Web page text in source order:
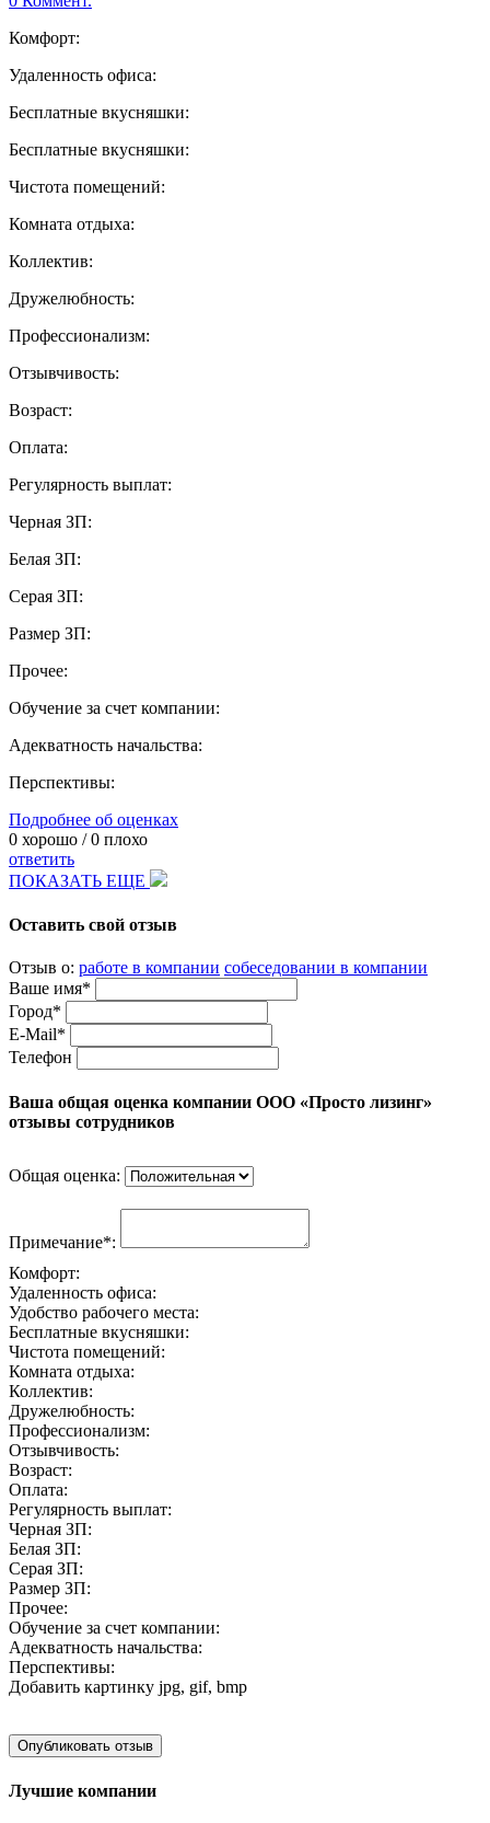
Комфорт:
Удаленность офиса:
Бесплатные вкусняшки:
Бесплатные вкусняшки:
Чистота помещений:
Комната отдыха:
Коллектив:
Дружелюбность:
Профессионализм:
Отзывчивость:
Возраст:
Оплата:
Регулярность выплат:
Черная ЗП:
Белая ЗП:
Серая ЗП:
Размер ЗП:
Прочее:
Обучение за счет компании:
Адекватность начальства:
Перспективы:
Подробнее об оценках
0 хорошо /0 плохо
ответить
ПОКАЗАТЬ ЕЩЕ
Оставить свой отзыв
Отзыв о: работе в компании собеседовании в компании
Ваше имя*
Город*
E-Mail*
Телефон
Ваша общая оценка компании ООО «Просто лизинг»
отзывы сотрудников
Общая оценка:
Примечание*:
Комфорт:
Удаленность офиса:
Удобство рабочего места:
Бесплатные вкусняшки:
Чистота помещений:
Комната отдыха:
Коллектив:
Дружелюбность:
Профессионализм:
Отзывчивость:
Возраст:
Оплата:
Регулярность выплат:
Черная ЗП:
Белая ЗП:
Серая ЗП:
Размер ЗП:
Прочее:
Обучение за счет компании:
Адекватность начальства:
Перспективы:
Добавить картинку jpg, gif, bmp
Лучшие компании